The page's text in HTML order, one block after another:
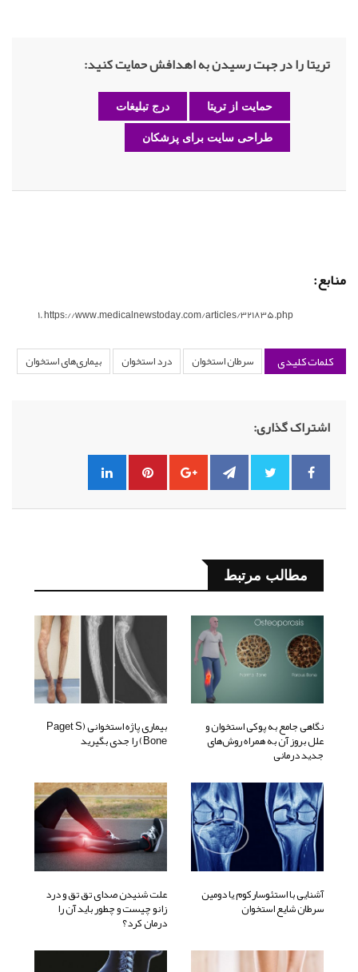
تریتا را در جهت رسیدن به اهدافش حمایت کنید:
حمایت از تریتا درج تبلیغات
طراحی سایت برای پزشکان
منابع:
https://www.medicalnewstoday.com/articles/321835.php
کلمات کلیدی سرطان استخوان درد استخوان بیماری‌های استخوان
اشتراک گذاری:
مطالب مرتبط
نگاهی جامع به پوکی استخوان و
علل بروز آن به همراه روش‌های
جدید درمانی
بیماری پاژه استخوانی (Paget S
Bone) را جدی بگیرید
آشنایی با استئوسارکوم یا دومین
سرطان شایع استخوان
علت شنیدن صدای تق تق و درد
زانو چیست و چطور باید آن را
درمان کرد؟